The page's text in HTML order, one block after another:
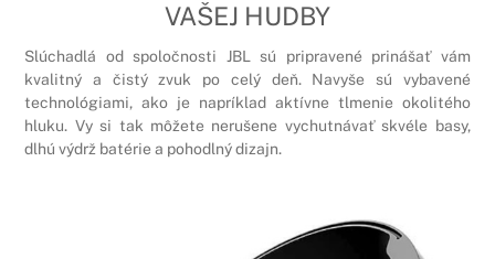
VAŠEJ HUDBY
Slúchadlá od spoločnosti JBL sú pripravené prinášať vám
kvalitný a čistý zvuk po celý deň. Navyše sú vybavené
technológiami, ako je napríklad aktívne tlmenie okolitého
hluku. Vy si tak môžete nerušene vychutnávať skvéle basy,
dlhú výdrž batérie a pohodlný dizajn.